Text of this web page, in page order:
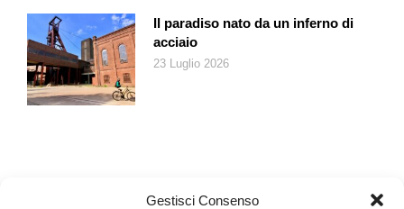
Gestisci Consenso
Il paradiso nato da un inferno di
acciaio
23 Luglio 2026